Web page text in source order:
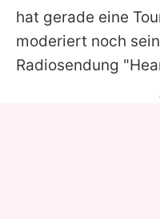
hat gerade eine
moderiert noch
Radiosendung